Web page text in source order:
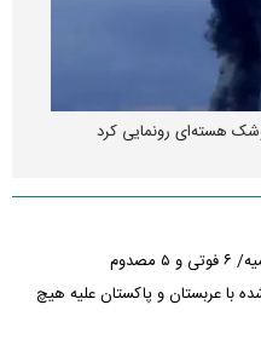
با عربستان و پاکستان علیه هیچ